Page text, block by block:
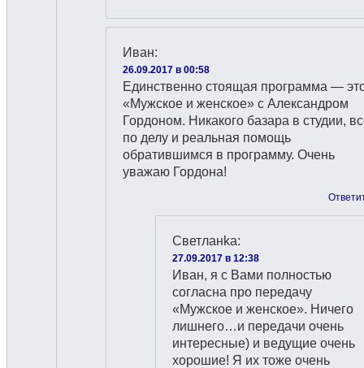
Иван:
26.09.2017 в 00:58
Единственно стоящая программа —
«Мужское и женское» с Александром
Гордоном. Никакого базара в студии,
по делу и реальная помощь
обратившимся в программу. Очень
уважаю Гордона!
Светланkа:
27.09.2017 в 12:38
Иван, я с Вами полностью
согласна про передачу
«Мужское и женское». Ничего
лишнего…и передачи очень
интересные) и ведущие очень
хорошие! Я их тоже очень